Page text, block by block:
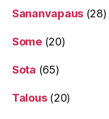
Sananvapaus (28)
Some(20)
Sota (65)
Talous(20)